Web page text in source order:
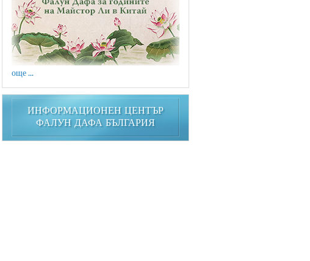
още ...
ИНФОРМАЦИОНЕН ЦЕНТЪР
ФАЛУН ДАФА БЪЛГАРИЯ